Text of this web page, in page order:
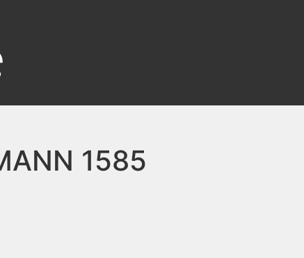
1585